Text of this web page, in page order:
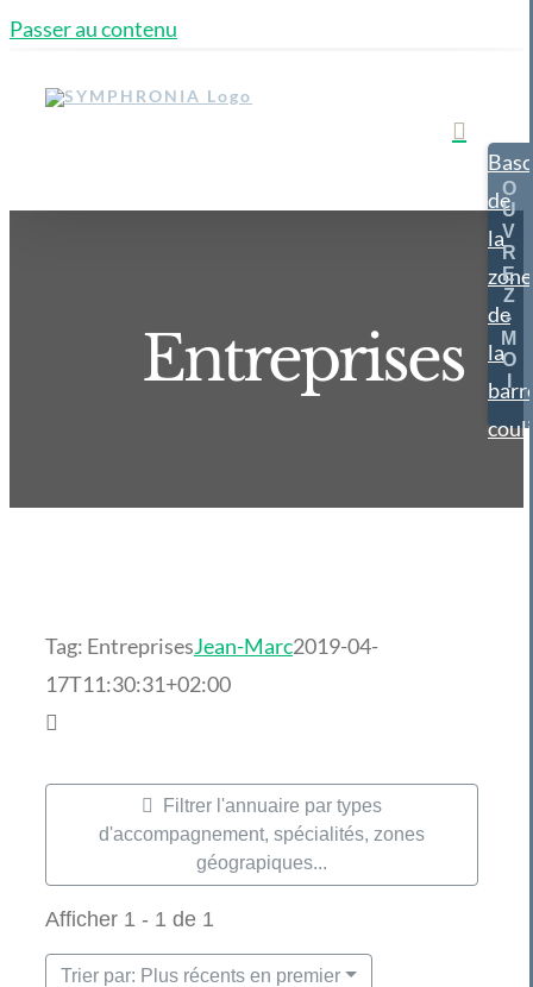
Passer au contenu
Entreprises
Tag: EntreprisesJean-Marc2019-04-
17T11:30:31+02:00
Filtrer l'annuaire par types
d'accompagnement, spécialités, zones
géograpiques...
Afficher 1 - 1 de 1
Trier par: Plus récents en premier
de
la
zone
de
la